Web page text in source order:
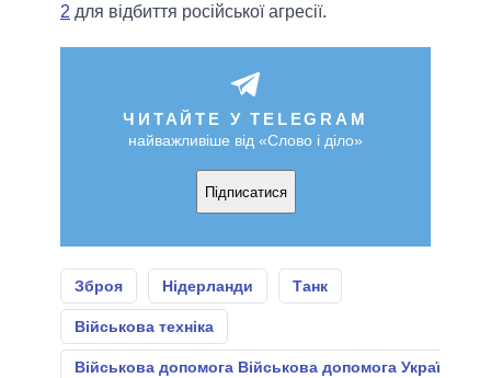
2 для відбиття російської агресії.
ЧИТАЙТЕ У TELEGRAM
найважливіше від «Слово і діло»
Підписатися
Зброя Нідерланди Танк
Військова техніка
Військова допомога Військова допомога Україні